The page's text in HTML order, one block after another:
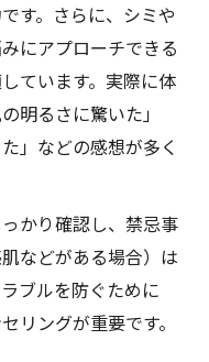
トピールと肝斑改
クトピールの実力
再発を防ぐ方法
ず確認する禁忌事
めに守るべき注意
す。さらに、シミや
にアプローチできる
ています。実際に体
明るさに驚いた」
」などの感想が多く
かり確認し、禁忌事
などがある場合）は
ブルを防ぐために
リングが重要です。